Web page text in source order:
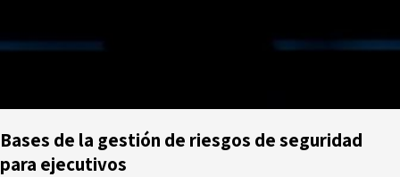
Bases de la gestión de riesgos de seguridad
para ejecutivos